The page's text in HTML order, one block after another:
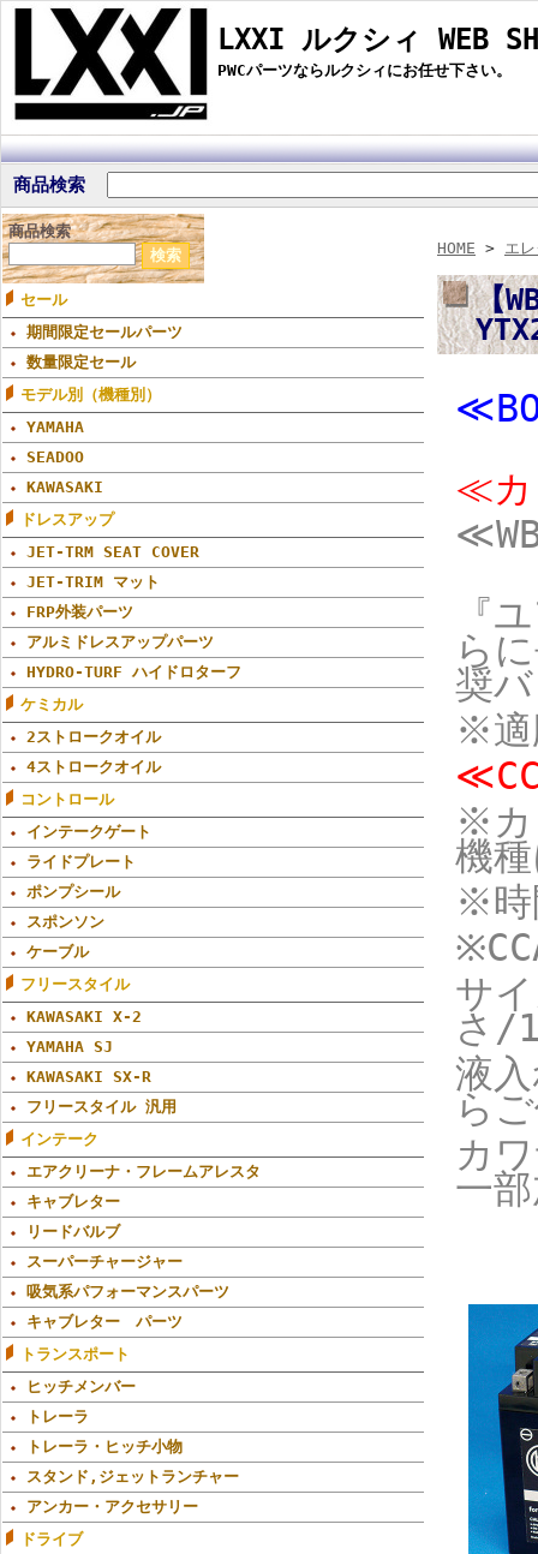
LXXI ルクシィ WEB
PWCパーツならルクシィにお任せ下さい。
商品検索
商品検索
セール
期間限定セールパーツ
数量限定セール
モデル別（機種別）
YAMAHA
SEADOO
KAWASAKI
ドレスアップ
JET-TRM SEAT COVER
JET-TRIM マット
FRP外装パーツ
アルミドレスアップパーツ
HYDRO-TURF ハイドロターフ
ケミカル
2ストロークオイル
4ストロークオイル
コントロール
インテークゲート
ライドプレート
ポンプシール
スポンソン
ケーブル
フリースタイル
KAWASAKI X-2
YAMAHA SJ
KAWASAKI SX-R
フリースタイル 汎用
インテーク
エアクリーナ・フレームアレスタ
キャブレター
リードバルブ
スーパーチャージャー
吸気系パフォーマンスパーツ
キャブレター パーツ
トランスポート
ヒッチメンバー
トレーラ
トレーラ・ヒッチ小物
スタンド,ジェットランチャー
アンカー・アクセサリー
ドライブ
HOME > エ
【
≪カ
『
ら
奨
※適
※カ
機
※時
サ
さ/
液
ら
カ
一